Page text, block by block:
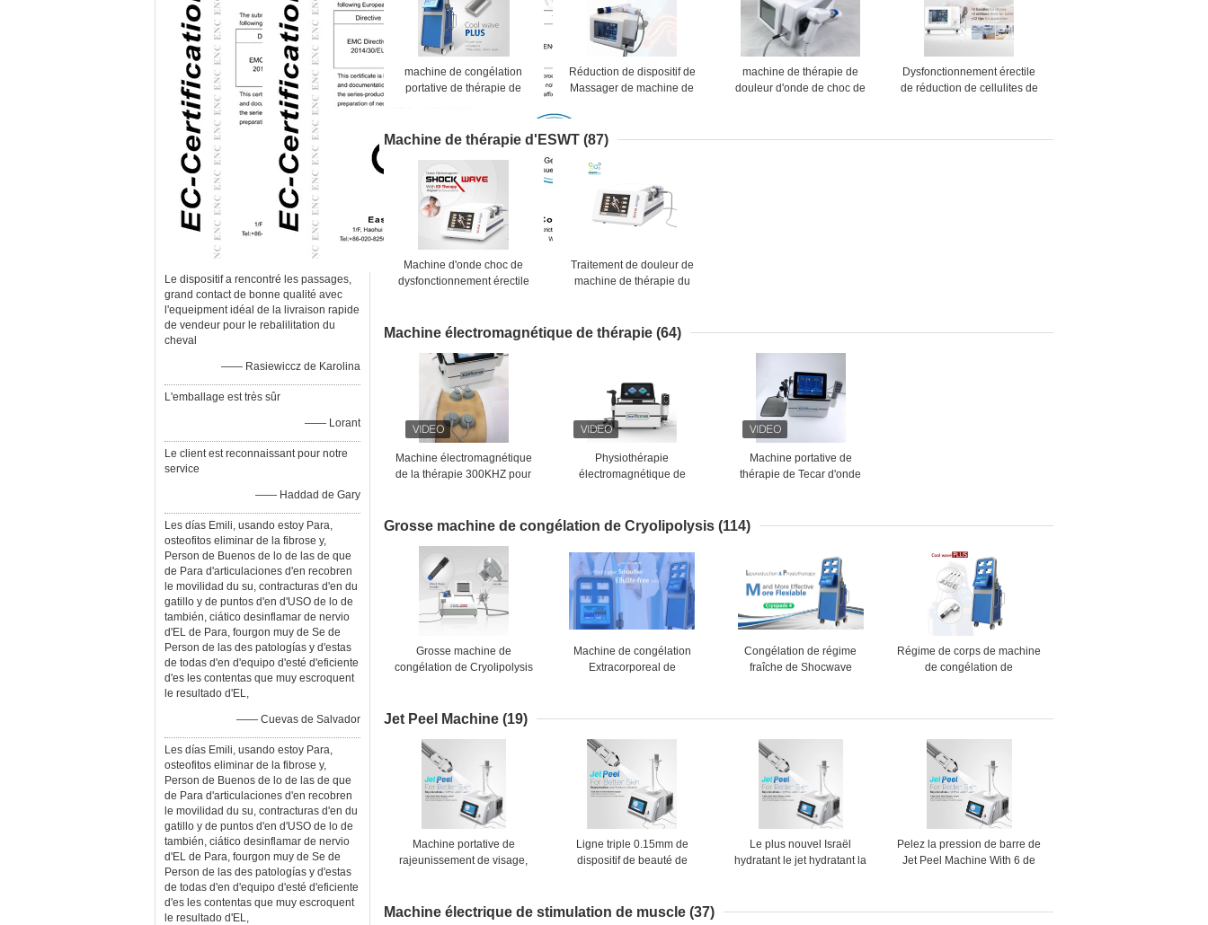
Le dispositif a rencontré les passages,
grand contact de bonne qualité avec
l'equeipment idéal de la livraison rapide
de vendeur pour le rebalilitation du
cheval
—— Rasiewiccz de Karolina
L'emballage est très sûr
—— Lorant
Le client est reconnaissant pour notre
service
—— Haddad de Gary
Les días Emili, usando estoy Para,
osteofitos eliminar de la fibrose y,
Person de Buenos de lo de las de que
de Para d'articulaciones d'en recobren
le movilidad du su, contracturas d'en du
gatillo y de puntos d'en d'USO de lo de
también, ciático desinflamar de nervio
d'EL de Para, fourgon muy de Se de
Person de las des patologías y d'estas
de todas d'en d'equipo d'esté d'eficiente
d'es les contentas que muy escroquent
le resultado d'EL,
—— Cuevas de Salvador
Les días Emili, usando estoy Para,
osteofitos eliminar de la fibrose y,
Person de Buenos de lo de las de que
de Para d'articulaciones d'en recobren
le movilidad du su, contracturas d'en du
gatillo y de puntos d'en d'USO de lo de
también, ciático desinflamar de nervio
d'EL de Para, fourgon muy de Se de
Person de las des patologías y d'estas
de todas d'en d'equipo d'esté d'eficiente
d'es les contentas que muy escroquent
le resultado d'EL,
machine de congélation
portative de thérapie de
pression atmosphérique de
fraîches grosse, corps non
Réduction de dispositif de
Massager de machine de
d'ESWT grosse
machine de thérapie de
douleur d'onde de choc de
cellulites
Dysfonctionnement érectile
de réduction de cellulites de
d'OEM
Machine de thérapie d'ESWT (87)
Machine d'onde choc de
dysfonctionnement érectile
Traitement de douleur de
machine de thérapie du
Machine électromagnétique de thérapie (64)
Machine électromagnétique
de la thérapie 300KHZ pour
Physiothérapie
électromagnétique de
grosse SME
Machine portative de
thérapie de Tecar d'onde
Grosse machine de congélation de Cryolipolysis (114)
Grosse machine de
congélation de Cryolipolysis
Machine de congélation
Extracorporeal de
Congélation de régime
fraîche de Shocwave
grosse
Régime de corps de machine
de congélation de
Jet Peel Machine (19)
Machine portative de
rajeunissement de visage,
Ligne triple 0.15mm de
dispositif de beauté de
pour absorber mieux
Le plus nouvel Israël
hydratant le jet hydratant la
machine mesotherapy de
Pelez la pression de barre de
Jet Peel Machine With 6 de
Machine électrique de stimulation de muscle (37)